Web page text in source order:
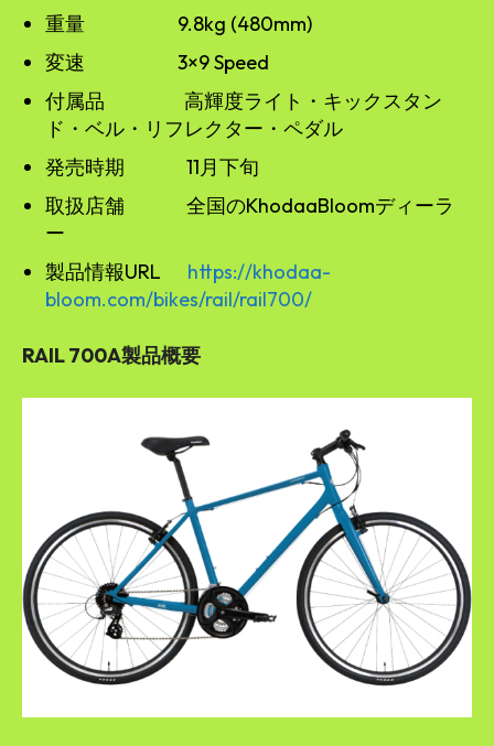
重量 9.8kg (480mm)
変速 3×9 Speed
付属品 高輝度ライト・キックスタン
ド・ベル・リフレクター・ペダル
発売時期 11月下旬
取扱店舗 全国のKhodaaBloomディーラ
ー
製品情報URL https://khodaa-
bloom.com/bikes/rail/rail700/
RAIL 700A製品概要